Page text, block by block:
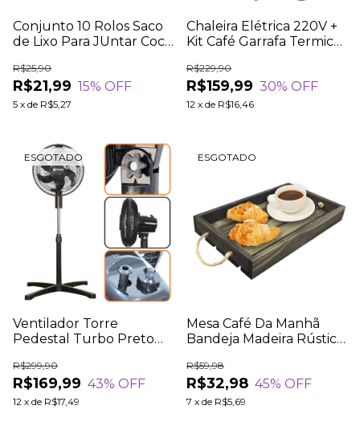
Conjunto 10 Rolos Saco
de Lixo Para JUntar Cocô
R$21,99
R$25,90
15% OFF
5 x de R$5,27
Chaleira Elétrica 220V +
Kit Café Garrafa Termica
R$159,99
R$229,90
30% OFF
12 x de R$16,46
ESGOTADO
Ventilador Torre
Pedestal Turbo Preto
R$169,99
R$299,90
43% OFF
12 x de R$17,49
ESGOTADO
Mesa Café Da Manhã
Bandeja Madeira Rústica
R$32,98
R$59,98
45% OFF
7 x de R$5,69